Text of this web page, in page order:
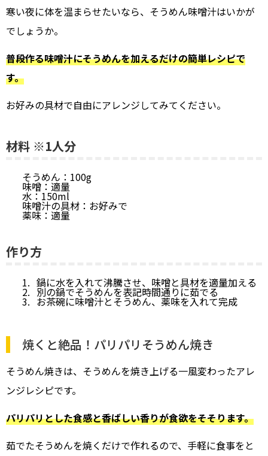
寒い夜に体を温まらせたいなら、そうめん味噌汁はいかが
でしょうか。
普段作る味噌汁にそうめんを加えるだけの簡単レシピで
す。
お好みの具材で自由にアレンジしてみてください。
材料 ※1人分
そうめん：100g
味噌：適量
水：150ml
味噌汁の具材：お好みで
薬味：適量
作り方
鍋に水を入れて沸騰させ、味噌と具材を適量加える
別の鍋でそうめんを表記時間通りに茹でる
お茶碗に味噌汁とそうめん、薬味を入れて完成
焼くと絶品！パリパリそうめん焼き
そうめん焼きは、そうめんを焼き上げる一風変わったアレ
ンジレシピです。
パリパリとした食感と香ばしい香りが食欲をそそります。
茹でたそうめんを焼くだけで作れるので、手軽に食事をと